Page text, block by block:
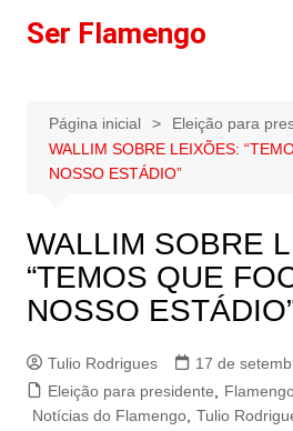
paraSer Flamengo
Página inicial
Eleição para
WALLIM SOBRE LEIXÕES:
NOSSO ESTÁDIO”
WALLIM SOBRE
“TEMOS QUE
NOSSO
Tulio Rodrigues
17 de
Eleição para presidente
Notícias do Flamengo, Tulio